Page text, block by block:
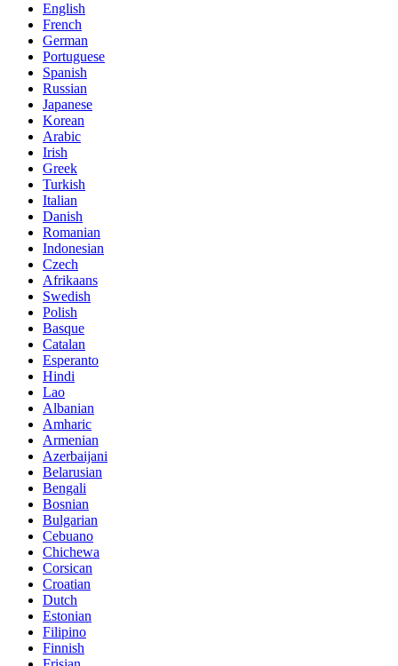
English
French
German
Portuguese
Spanish
Russian
Japanese
Korean
Arabic
Irish
Greek
Turkish
Italian
Danish
Romanian
Indonesian
Czech
Afrikaans
Swedish
Polish
Basque
Catalan
Esperanto
Hindi
Lao
Albanian
Amharic
Armenian
Azerbaijani
Belarusian
Bengali
Bosnian
Bulgarian
Cebuano
Chichewa
Corsican
Croatian
Dutch
Estonian
Filipino
Finnish